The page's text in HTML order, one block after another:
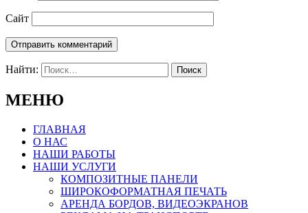
Сайт
Найти:
МЕНЮ
ГЛАВНАЯ
О НАС
НАШИ РАБОТЫ
НАШИ УСЛУГИ
КОМПОЗИТНЫЕ ПАНЕЛИ
ШИРОКОФОРМАТНАЯ ПЕЧАТЬ
АРЕНДА БОРДОВ, ВИДЕОЭКРАНОВ